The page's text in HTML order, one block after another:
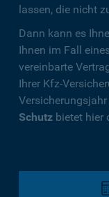
lassen, die nicht
Dann kann es
Ihnen im Fall
vereinbarte
Ihrer Kfz-
Schutz bietet hier